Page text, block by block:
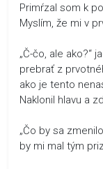
Primŕzal som k
Myslím, že mi v
„Č-čo, ale ako?“
prebrať z
ako je tento
Naklonil hlavu a
„Čo by sa
by mi mal tým